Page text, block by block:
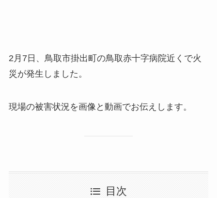
2月7日、鳥取市掛出町の鳥取赤十字病院近くで火
災が発生しました。
現場の被害状況を画像と動画でお伝えします。
目次